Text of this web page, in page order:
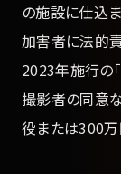
の施設に仕込
加害者に法的
2023年施行の
撮影者の同意
役または300万